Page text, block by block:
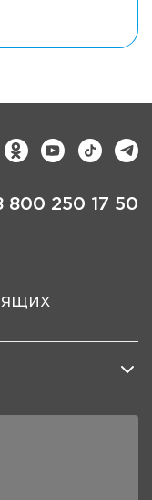
800 250 17 50